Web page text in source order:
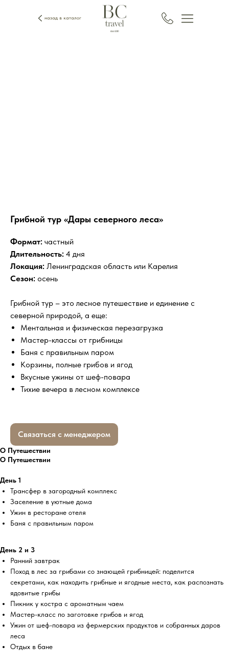
назад в каталог
Грибной тур «Дары северного леса»
Формат: частный
Длительность: 4 дня
Локация: Ленинградская область или Карелия
Сезон: осень
Грибной тур – это лесное путешествие и единение с
северной природой, а еще:
Ментальная и физическая перезагрузка
Мастер-классы от грибницы
Баня с правильным паром
Корзины, полные грибов и ягод
Вкусные ужины от шеф-повара
Тихие вечера в лесном комплексе
Связаться с менеджером
О Путешествии
О Путешествии
День 1
Трансфер в загородный комплекс
Заселение в уютные дома
Ужин в ресторане отеля
Баня с правильным паром
День 2 и 3
Ранний завтрак
Поход в лес за грибами со знающей грибницей: поделится
секретами, как находить грибные и ягодные места, как распознать
ядовитые грибы
Пикник у костра с ароматным чаем
Мастер-класс по заготовке грибов и ягод
Ужин от шеф-повара из фермерских продуктов и собранных даров
леса
Отдых в бане